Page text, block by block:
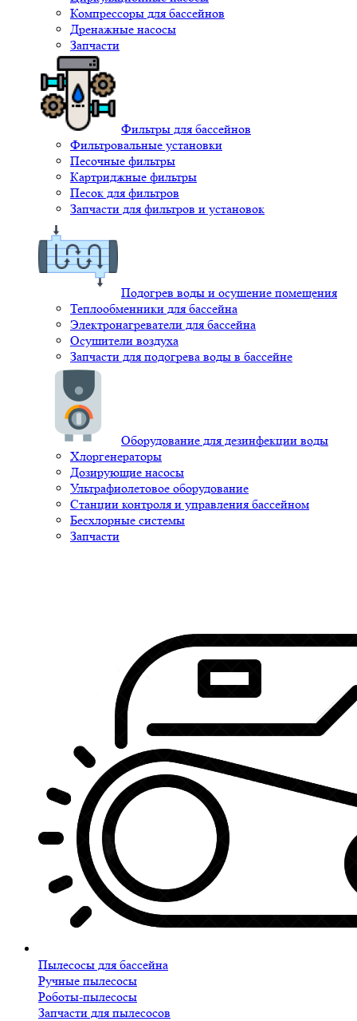
Компрессоры для бассейнов
Дренажные насосы
Запчасти
Фильтры для бассейнов
Фильтровальные установки
Песочные фильтры
Картриджные фильтры
Песок для фильтров
Запчасти для фильтров и установок
Подогрев воды и осушение помещения
Теплообменники для бассейна
Электронагреватели для бассейна
Осушители воздуха
Запчасти для подогрева воды в бассейне
Оборудование для дезинфекции воды
Хлоргенераторы
Дозирующие насосы
Ультрафиолетовое оборудование
Станции контроля и управления бассейном
Бесхлорные системы
Запчасти
Пылесосы для бассейна
Ручные пылесосы
Роботы-пылесосы
Запчасти для пылесосов